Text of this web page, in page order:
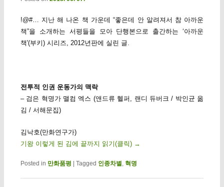
!@#… 지난 해 나온 책 가운데 “좋은데 안 알려져서 참 아까운
책”을 소개하는 서평들을 모아 단행본으로 출간하는 ‘아까운
책'(부키) 시리즈, 2012년판에 실린 글.
전투적 인권 운동가의 맥락
– 검은 혁명가 맬컴 엑스 (앤드류 헬퍼, 랜디 듀버크 / 박인균 옮
김 / 서해문집)
김낙호(만화연구가)
기왕 이렇게 된 김에 끝까지 읽기(클릭) →
Posted in 만화품평 Tagged 인종차별, 혁명